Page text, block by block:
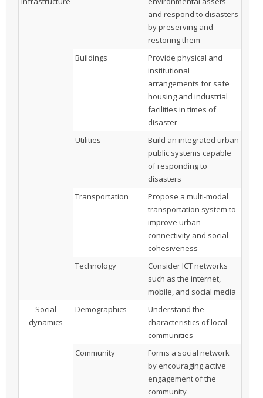
and respond to disasters
by preserving and
restoring them
Buildings
Provide physical and
institutional
arrangements for safe
housing and industrial
facilities in times of
disaster
Utilities
Build an integrated urban
public systems capable
of responding to
disasters
Transportation
Propose a multi-modal
transportation system to
improve urban
connectivity and social
cohesiveness
Technology
Consider ICT networks
such as the internet,
mobile, and social media
Social
dynamics
Demographics
Understand the
characteristics of local
communities
Community
Forms a social network
by encouraging active
engagement of the
community